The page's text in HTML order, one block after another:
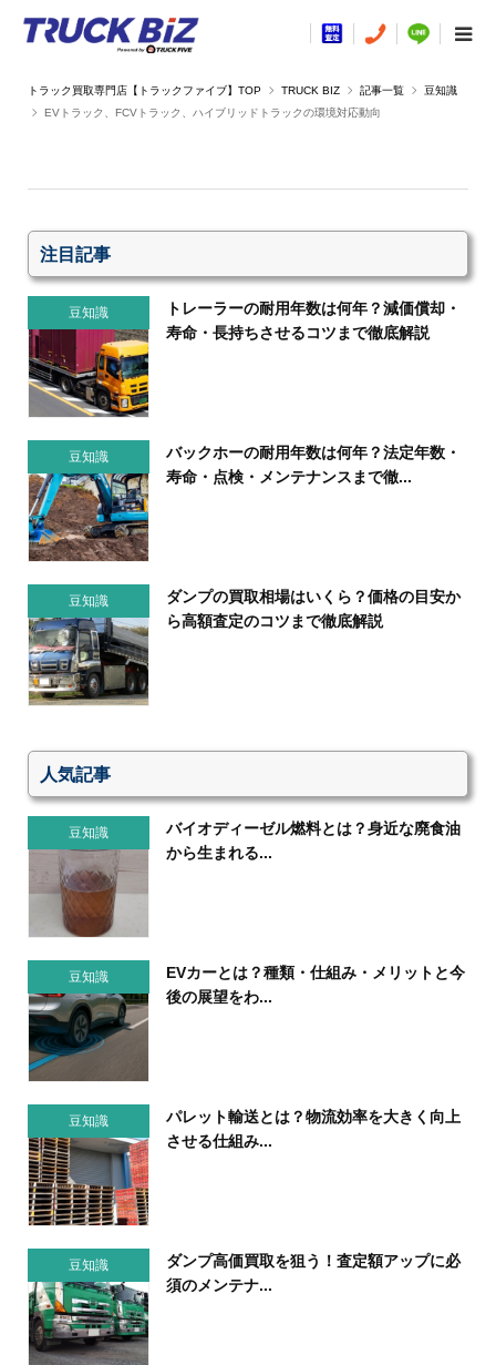
TRUCK BIZ 記事一覧
豆知識
EVトラック、FCVトラック、ハイブリッドトラックの環境対応動向
注目記事
豆知識
トレーラーの耐用年数は何年？減価償却・
寿命・長持ちさせるコツまで徹底解説
豆知識
バックホーの耐用年数は何年？法定年数・
寿命・点検・メンテナンスまで徹...
豆知識
ダンプの買取相場はいくら？価格の目安か
ら高額査定のコツまで徹底解説
人気記事
豆知識
バイオディーゼル燃料とは？身近な廃食油
から生まれる...
豆知識
EVカーとは？種類・仕組み・メリットと今
後の展望をわ...
豆知識
パレット輸送とは？物流効率を大きく向上
させる仕組み...
豆知識
ダンプ高価買取を狙う！査定額アップに必
須のメンテナ...